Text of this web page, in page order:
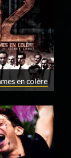
en colère